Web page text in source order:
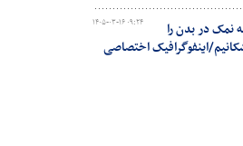
۱۴۰۵-۰۳-۱۶ ۰۹:۲۴
نمک در بدن را
اینفوگرافیک اختصاصی